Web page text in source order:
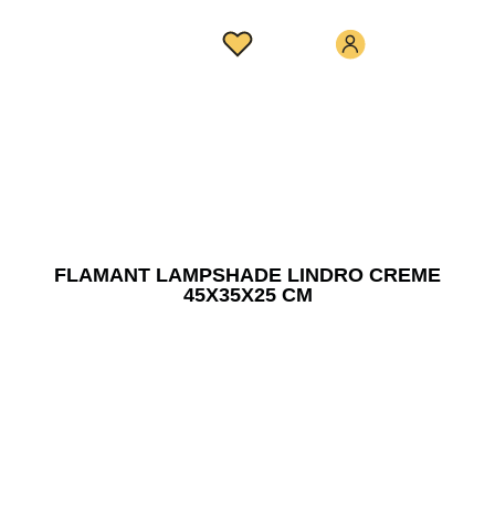
FLAMANT LAMPSHADE LINDRO CREME
45X35X25 CM